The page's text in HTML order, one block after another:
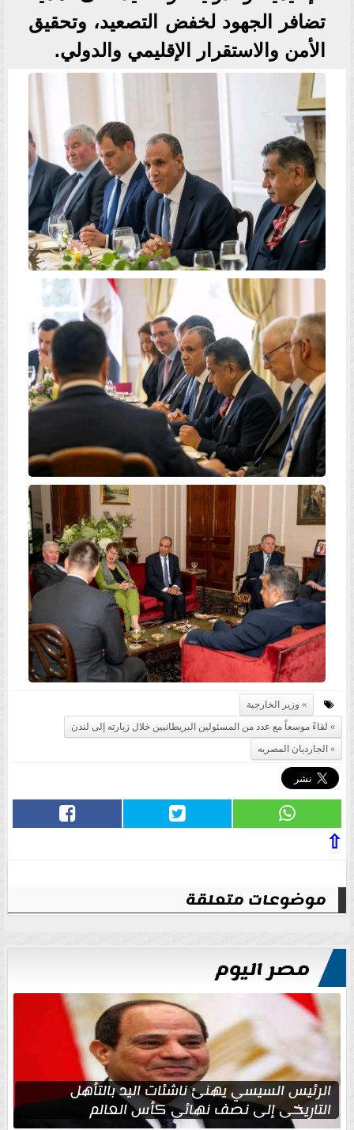
تضافر الجهود لخفض التصعيد، وتحقيق
الأمن والاستقرار الإقليمي والدولي.
وزير الخارجية
لقاءً موسعاً مع عدد من المسئولين البريطانيين خلال زيارته إلى لندن
الجارديان المصريه
⇧
موضوعات متعلقة
مصر اليوم
الرئيس السيسي يهنئ ناشئات اليد بالتأهل
التاريخي إلى نصف نهائي كأس العالم